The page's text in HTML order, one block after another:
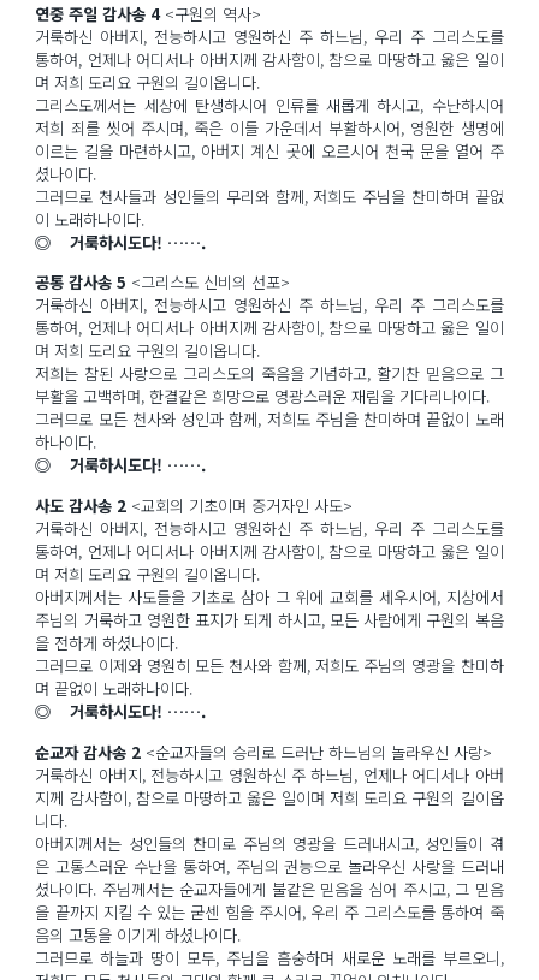
연중 주일 감사송 4<구원의 역사>
거룩하신 아버지, 전능하시고 영원하신 주 하느님, 우리 주 그리스도를
통하여, 언제나 어디서나 아버지께 감사함이, 참으로 마땅하고 옳은 일이
며 저희 도리요 구원의 길이옵니다.
그리스도께서는 세상에 탄생하시어 인류를 새롭게 하시고, 수난하시어
저희 죄를 씻어 주시며, 죽은 이들 가운데서 부활하시어, 영원한 생명에
이르는 길을 마련하시고, 아버지 계신 곳에 오르시어 천국 문을 열어 주
셨나이다.
그러므로 천사들과 성인들의 무리와 함께, 저희도 주님을 찬미하며 끝없
이 노래하나이다.
◎ 거룩하시도다! …….
공통 감사송 5 <그리스도 신비의 선포>
거룩하신 아버지, 전능하시고 영원하신 주 하느님, 우리 주 그리스도를
통하여, 언제나 어디서나 아버지께 감사함이, 참으로 마땅하고 옳은 일이
며 저희 도리요 구원의 길이옵니다.
저희는 참된 사랑으로 그리스도의 죽음을 기념하고, 활기찬 믿음으로 그
부활을 고백하며, 한결같은 희망으로 영광스러운 재림을 기다리나이다.
그러므로 모든 천사와 성인과 함께, 저희도 주님을 찬미하며 끝없이 노래
하나이다.
◎ 거룩하시도다! …….
사도 감사송 2 <교회의 기초이며 증거자인 사도>
거룩하신 아버지, 전능하시고 영원하신 주 하느님, 우리 주 그리스도를
통하여, 언제나 어디서나 아버지께 감사함이, 참으로 마땅하고 옳은 일이
며 저희 도리요 구원의 길이옵니다.
아버지께서는 사도들을 기초로 삼아 그 위에 교회를 세우시어, 지상에서
주님의 거룩하고 영원한 표지가 되게 하시고, 모든 사람에게 구원의 복음
을 전하게 하셨나이다.
그러므로 이제와 영원히 모든 천사와 함께, 저희도 주님의 영광을 찬미하
며 끝없이 노래하나이다.
◎ 거룩하시도다! …….
순교자 감사송 2 <순교자들의 승리로 드러난 하느님의 놀라우신 사랑>
거룩하신 아버지, 전능하시고 영원하신 주 하느님, 언제나 어디서나 아버
지께 감사함이, 참으로 마땅하고 옳은 일이며 저희 도리요 구원의 길이옵
니다.
아버지께서는 성인들의 찬미로 주님의 영광을 드러내시고, 성인들이 겪
은 고통스러운 수난을 통하여, 주님의 권능으로 놀라우신 사랑을 드러내
셨나이다. 주님께서는 순교자들에게 불같은 믿음을 심어 주시고, 그 믿음
을 끝까지 지킬 수 있는 굳센 힘을 주시어, 우리 주 그리스도를 통하여 죽
음의 고통을 이기게 하셨나이다.
그러므로 하늘과 땅이 모두, 주님을 흠숭하며 새로운 노래를 부르오니,